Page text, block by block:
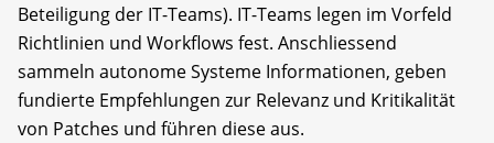
Beteiligung der IT-Teams). IT-Teams legen im Vorfeld
Richtlinien und Workflows fest. Anschliessend
sammeln autonome Systeme Informationen, geben
fundierte Empfehlungen zur Relevanz und Kritikalität
von Patches und führen diese aus.